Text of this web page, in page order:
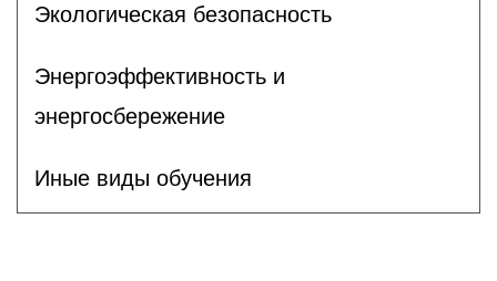
Экологическая безопасность
Энергоэффективность и
энергосбережение
Иные виды обучения